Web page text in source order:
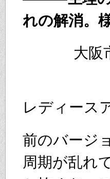
れの解消。
大阪
レディース
前のバージ
周期が乱れ